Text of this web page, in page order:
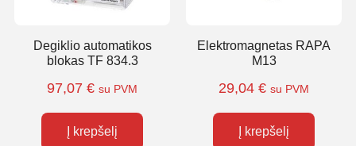
Degiklio automatikos
blokas TF 834.3
97,07 € su PVM
Į krepšelį
Elektromagnetas RAPA
M13
29,04 € su PVM
Į krepšelį